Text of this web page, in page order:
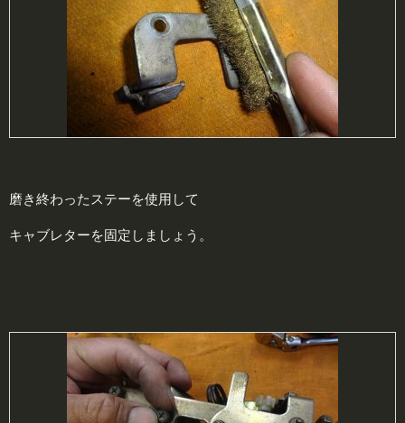
磨き終わったステーを使用して
キャブレターを固定しましょう。